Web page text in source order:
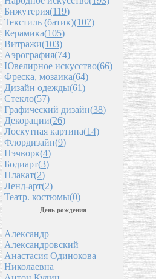
Бижутерия(119)
Текстиль (батик)(107)
Керамика(105)
Витражи(103)
Аэрография(74)
Ювелирное искусство(66)
Фреска, мозаика(64)
Дизайн одежды(61)
Стекло(57)
Графический дизайн(38)
Декорации(26)
Лоскутная картина(14)
Флордизайн(9)
Пэчворк(4)
Бодиарт(3)
Плакат(2)
Ленд-арт(2)
Театр. костюмы(0)
День рождения
Александр
Александровский
Анастасия Одинокова
Николаевна